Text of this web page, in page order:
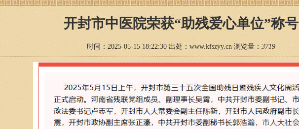
开封市中医院荣获“助残爱心单位”称号
时间：2025-05-15 18:22:30 出处：www.kfszyy.cn 浏览量： 3719